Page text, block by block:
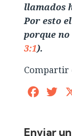
llamados
Por esto
porque no
3:1).
Compartir
Enviar